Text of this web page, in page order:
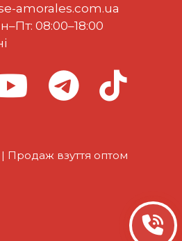
amorales.com.ua
08:00–18:00
Продаж взуття оптом